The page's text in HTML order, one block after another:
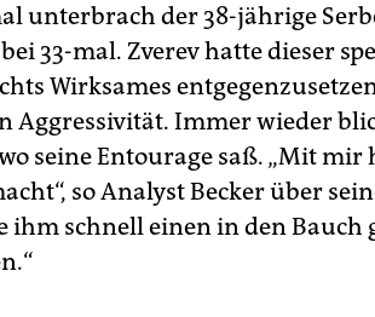
unterbrach der 38-jährige
33-mal. Zverev hatte dieser
Wirksames
Aggressivität. Immer wieder
seine Entourage saß. „Mit mir
so Analyst Becker über
ihm schnell einen in den Bauch